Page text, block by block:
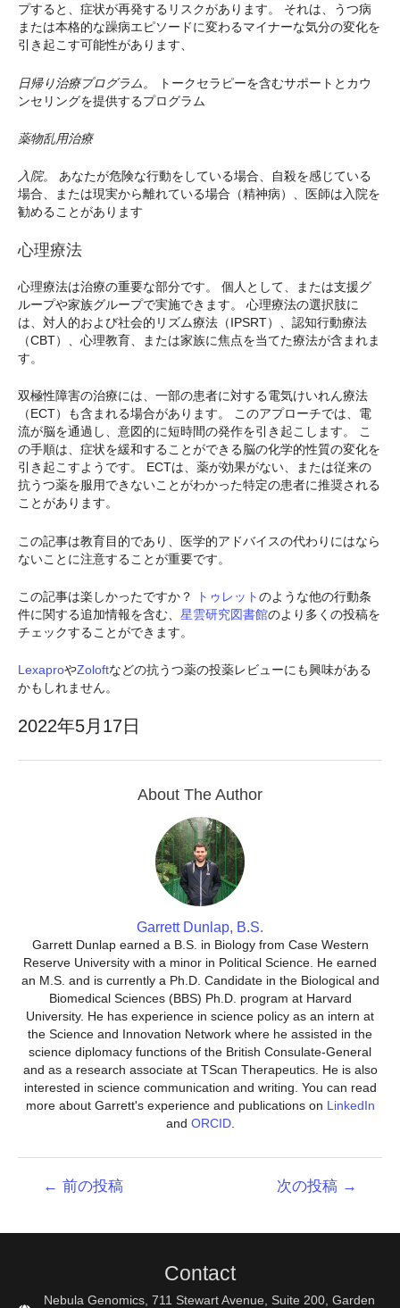
プすると、症状が再発するリスクがあります。 それは、うつ病
または本格的な躁病エピソードに変わるマイナーな気分の変化を
引き起こす可能性があります、
日帰り治療プログラム。
トークセラピーを含むサポートとカウ
ンセリングを提供するプログラム
薬物乱用治療
入院。
あなたが危険な行動をしている場合、自殺を感じている
場合、または現実から離れている場合（精神病）、医師は入院を
勧めることがあります
心理療法
心理療法は治療の重要な部分です。 個人として、または支援グ
ループや家族グループで実施できます。 心理療法の選択肢に
は、対人的および社会的リズム療法（IPSRT）、認知行動療法
（CBT）、心理教育、または家族に焦点を当てた療法が含まれま
す。
双極性障害の治療には、一部の患者に対する電気けいれん療法
（ECT）も含まれる場合があります。 このアプローチでは、電
流が脳を通過し、意図的に短時間の発作を引き起こします。 こ
の手順は、症状を緩和することができる脳の化学的性質の変化を
引き起こすようです。 ECTは、薬が効果がない、または従来の
抗うつ薬を服用できないことがわかった特定の患者に推奨される
ことがあります。
この記事は教育目的であり、医学的アドバイスの代わりにはなら
ないことに注意することが重要です。
この記事は楽しかったですか？ トゥレットのような他の行動条
件に関する追加情報を含む、 星雲研究図書館のより多くの投稿を
チェックすることができます。
LexaproやZoloftなどの抗うつ薬の投薬レビューにも興味がある
かもしれません。
2022年5月17日
About The Author
Garrett Dunlap, B.S.
Garrett Dunlap earned a B.S. in Biology from Case Western
Reserve University with a minor in Political Science. He earned
an M.S. and is currently a Ph.D. Candidate in the Biological and
Biomedical Sciences (BBS) Ph.D. program at Harvard
University. He has experience in science policy as an intern at
the Science and Innovation Network where he assisted in the
science diplomacy functions of the British Consulate-General
and as a research associate at TScan Therapeutics. He is also
interested in science communication and writing. You can read
more about Garrett's experience and publications on LinkedIn
and ORCID.
← 前の投稿 次の投稿 →
Contact
Nebula Genomics, 711 Stewart Avenue, Suite 200, Garden